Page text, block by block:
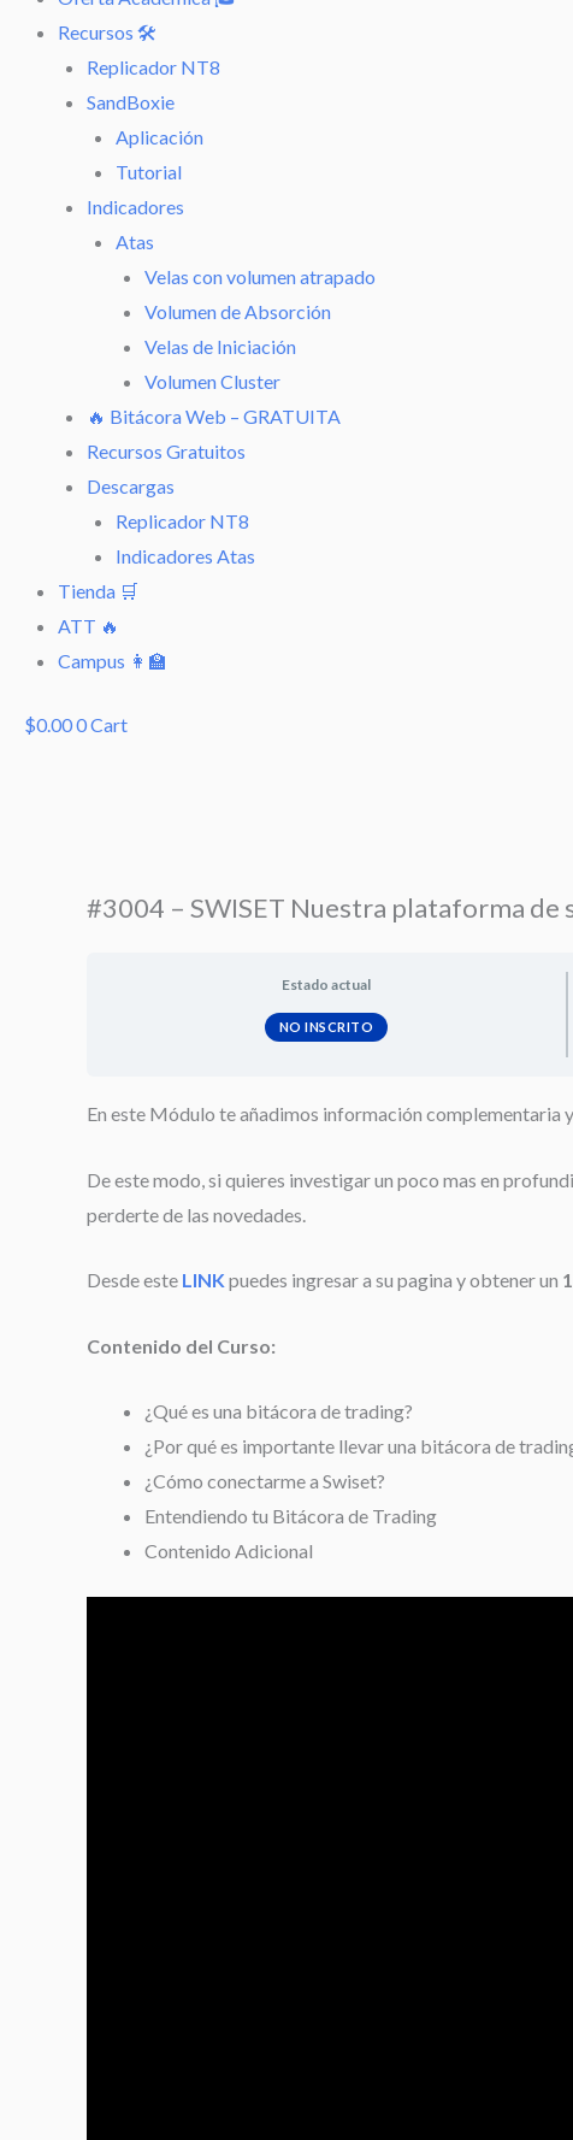
Recursos 🛠️
Replicador NT8
SandBoxie
Aplicación
Tutorial
Indicadores
Atas
Velas con volumen atrapado
Volumen de Absorción
Velas de Iniciación
Volumen Cluster
🔥 Bitácora Web – GRATUITA
Recursos Gratuitos
Descargas
Replicador NT8
Indicadores Atas
Tienda 🛒
ATT 🔥
Campus 👩‍🏫
$0.000Cart
#3004 – SWISET Nuestra plataforma
Estado actual
NO INSCRITO
En este Módulo te añadimos información complementaria
De este modo, si quieres investigar un poco mas en
perderte de las novedades.
Desde este LINK puedes ingresar a su pagina y obtener un
Contenido del Curso:
¿Qué es una bitácora de trading?
¿Por qué es importante llevar una bitácora de
¿Cómo conectarme a Swiset?
Entendiendo tu Bitácora de Trading
Contenido Adicional